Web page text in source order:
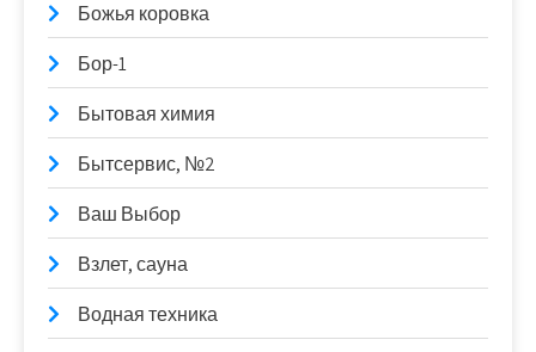
Божья коровка
Бор-1
Бытовая химия
Бытсервис, №2
Ваш Выбор
Взлет, сауна
Водная техника